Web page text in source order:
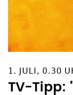
1. JULI, 0.30
TV-Tipp: